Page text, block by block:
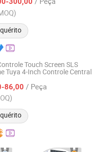
2020
Touch Screen SLS
Tuya 4-Inch Controle Central
86,00 / Peça
LTD
2024